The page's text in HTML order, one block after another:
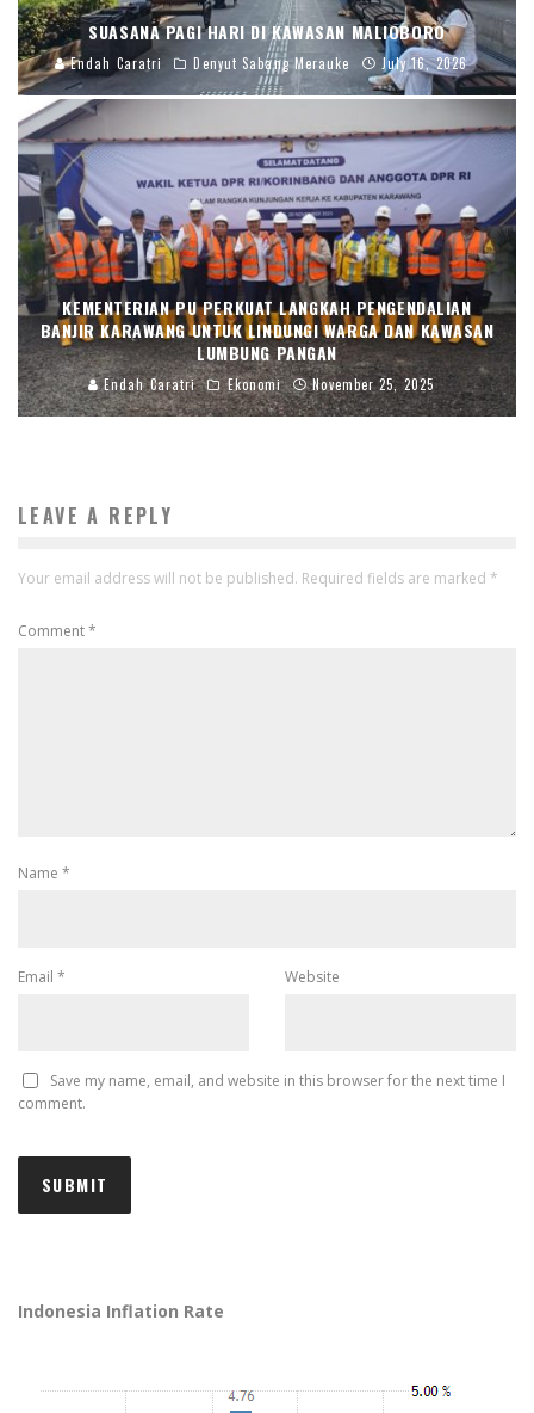
SUASANA PAGI HARI DI KAWASAN MALIOBORO
Endah Caratri Denyut Sabang Merauke July 16, 2026
KEMENTERIAN PU PERKUAT LANGKAH PENGENDALIAN
BANJIR KARAWANG UNTUK LINDUNGI WARGA DAN KAWASAN
LUMBUNG PANGAN
Endah Caratri Ekonomi November 25, 2025
LEAVE A REPLY
Your email address will not be published. Required fields are marked *
Comment*
Name *
Email * Website
Save my name, email, and website in this browser for the next time I
comment.
Indonesia Inflation Rate